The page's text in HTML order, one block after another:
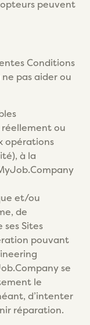
peuvent
Conditions
pas aider ou
ou
opérations
à la
et/ou
de
ses Sites
pouvant
se
le
d’intenter
réparation.